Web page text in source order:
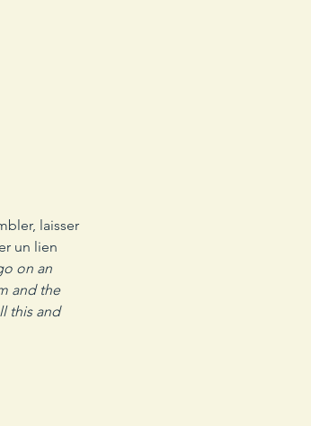
laisser
un lien
on an
and the
this and